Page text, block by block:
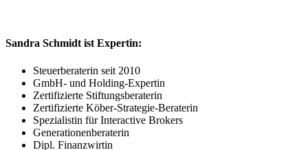
Sandra Schmidt ist Expertin:
Steuerberaterin seit 2010
GmbH- und Holding-Expertin
Zertifizierte Stiftungsberaterin
Zertifizierte Köber-Strategie-Beraterin
Spezialistin für Interactive Brokers
Generationenberaterin
Dipl. Finanzwirtin